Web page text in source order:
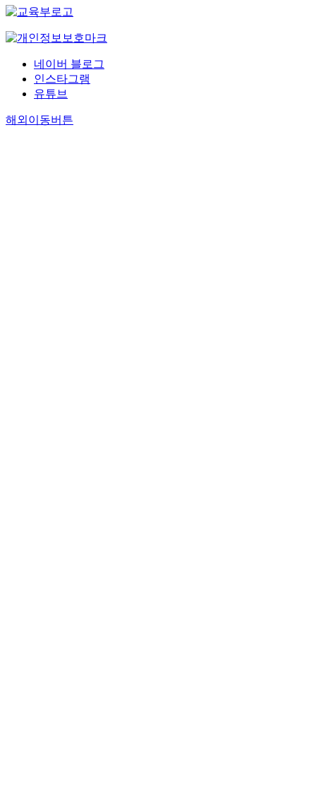
네이버 블로그
인스타그램
유튜브
해외이동버튼